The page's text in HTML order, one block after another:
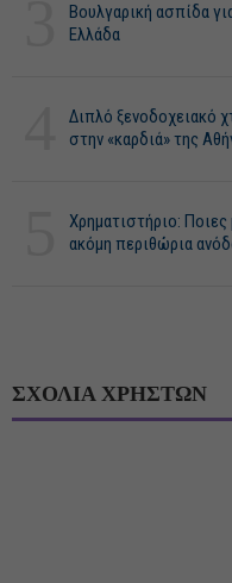
Βουλγαρική ασπίδα
Ελλάδα
Διπλό ξενοδοχειακό
στην «καρδιά» της
Χρηματιστήριο:
ακόμη περιθώρια
ΣΧΟΛΙΑ ΧΡΗΣΤΩΝ